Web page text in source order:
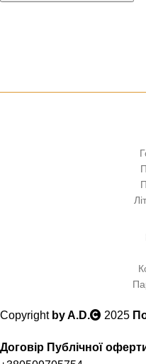
Copyright by A.D. 2025
Договір Публічної